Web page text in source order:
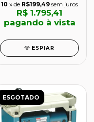
10 x de R$199,49 sem juros
R$ 1.795,41
pagando à vista
ESPIAR
ESGOTADO